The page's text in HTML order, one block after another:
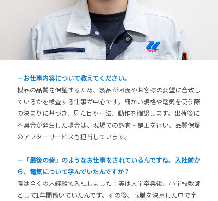
―お仕事内容について教えてください。
製品の品質を保証するため、製品が図面やお客様の要望に合致し
ているかを検査する仕事が中心です。細かい規格や電気を使う際
の決まりに基づき、見た目や寸法、動作を確認します。出荷後に
不具合が発生した場合は、現場での調査・是正を行い、品質保証
のアフターサービスも担当しています。
―「最後の砦」のようなお仕事をされているんですね。入社前か
ら、電気について学んでいたんですか？
僕は全くの未経験で入社しました！実は大学卒業後、小学校教師
として1年間働いていたんです。その後、転職を決意した中で宇